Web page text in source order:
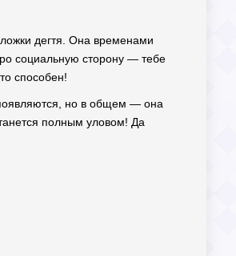
дегтя. Она временами
социальную сторону — тебе
способен!
появляются, но в общем — она
полным уловом! Да